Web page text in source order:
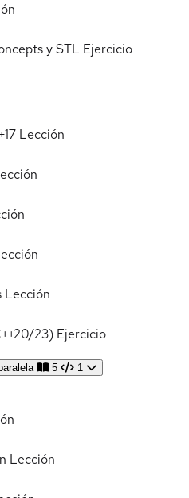
y STL Ejercicio
Lección
Lección
23) Ejercicio
5 1
Lección